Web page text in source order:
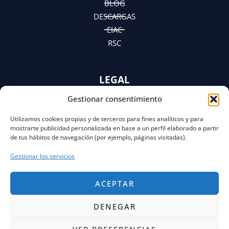
Gestionar consentimiento
Utilizamos cookies propias y de terceros para fines analíticos y para
mostrarte publicidad personalizada en base a un perfil elaborado a partir
de tus hábitos de navegación (por ejemplo, páginas visitadas).
Gestionar los servicios
ACEPTAR
DENEGAR
BLOG
DESCARGAS
EIAC
RSC
LEGAL
AVISO LEGAL
Y AVISO DE PRIVACIDAD
POLÍTICA DE COOKIES